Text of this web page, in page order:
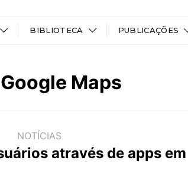
BIBLIOTECA PUBLICAÇÕES
Google Maps
NOTÍCIAS
através de apps